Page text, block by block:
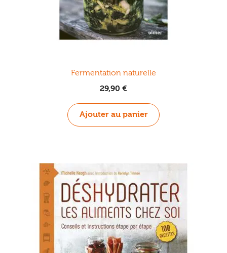
Fermentation naturelle
29,90 €
Ajouter au panier